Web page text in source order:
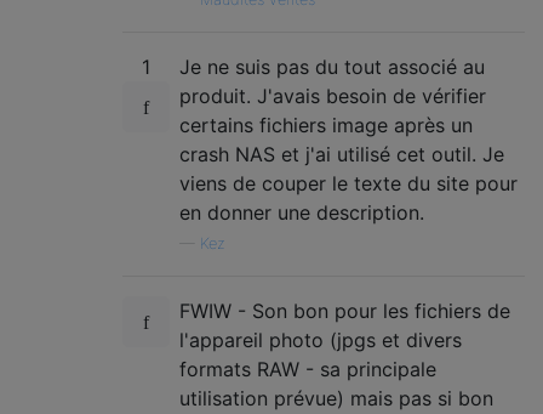
1
Je ne suis pas du tout associé au
produit. J'avais besoin de vérifier
certains fichiers image après un
crash NAS et j'ai utilisé cet outil. Je
viens de couper le texte du site pour
en donner une description.
Kez
FWIW - Son bon pour les fichiers de
l'appareil photo (jpgs et divers
formats RAW - sa principale
utilisation prévue) mais pas si bon